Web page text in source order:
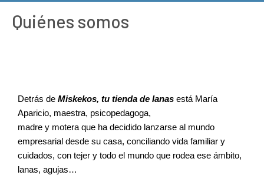
Quiénes somos
Detrás de Miskekos, tu tienda de lanas está María
Aparicio, maestra, psicopedagoga,
madre y motera que ha decidido lanzarse al mundo
empresarial desde su casa, conciliando vida familiar y
cuidados, con tejer y todo el mundo que rodea ese ámbito,
lanas, agujas…